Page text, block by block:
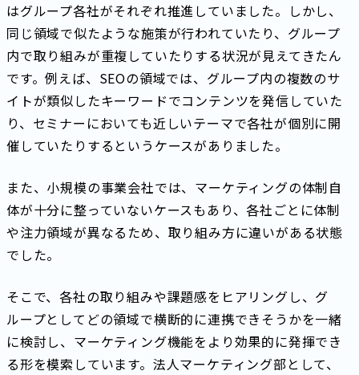
はグループ各社がそれぞれ推進していました。しかし、
同じ領域で似たような施策が行われていたり、グループ
内で取り組みが重複していたりする状況が見えてきたん
です。例えば、SEOの領域では、グループ内の複数のサ
イトが類似したキーワードでコンテンツを発信していた
り、セミナーにおいても近しいテーマで各社が個別に開
催していたりするというケースがありました。
また、小規模の事業会社では、マーケティングの体制自
体が十分に整っていないケースもあり、各社ごとに体制
や注力領域が異なるため、取り組み方に違いがある状態
でした。
そこで、各社の取り組みや課題感をヒアリングし、グ
ループとしてどの領域で横断的に連携できそうかを一緒
に検討し、マーケティング機能をより効果的に発揮でき
る形を模索しています。法人マーケティング部として、